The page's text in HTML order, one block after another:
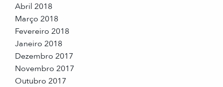
Abril 2018
Março 2018
Fevereiro 2018
Janeiro 2018
Dezembro 2017
Novembro 2017
Outubro 2017